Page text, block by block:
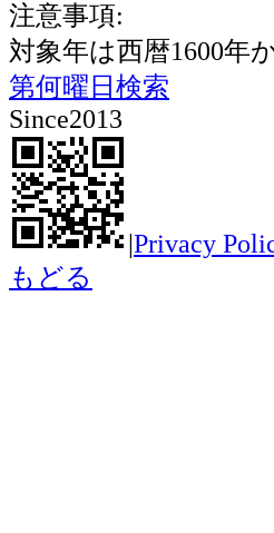
注意事項:
対象年は西暦1600年
第何曜日検索
Since2013
|Privacy
もどる